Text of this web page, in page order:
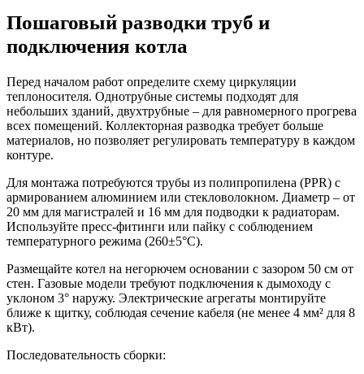
Пошаговый разводки труб и
подключения котла
Перед началом работ определите схему циркуляции
теплоносителя. Однотрубные системы подходят для
небольших зданий, двухтрубные – для равномерного прогрева
всех помещений. Коллекторная разводка требует больше
материалов, но позволяет регулировать температуру в каждом
контуре.
Для монтажа потребуются трубы из полипропилена (PPR) с
армированием алюминием или стекловолокном. Диаметр – от
20 мм для магистралей и 16 мм для подводки к радиаторам.
Используйте пресс-фитинги или пайку с соблюдением
температурного режима (260±5°C).
Размещайте котел на негорючем основании с зазором 50 см от
стен. Газовые модели требуют подключения к дымоходу с
уклоном 3° наружу. Электрические агрегаты монтируйте
ближе к щитку, соблюдая сечение кабеля (не менее 4 мм² для 8
кВт).
Последовательность сборки: